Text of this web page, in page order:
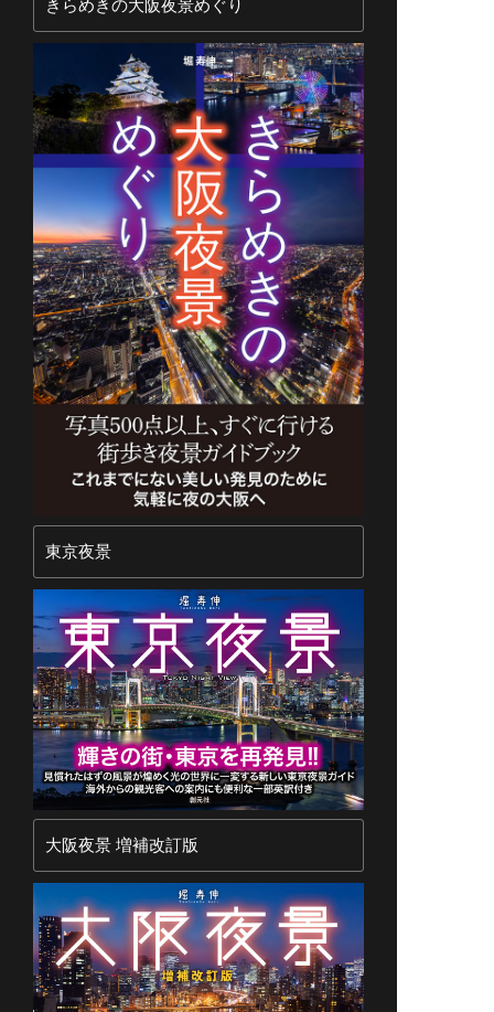
きらめきの大阪夜景めぐり
東京夜景
大阪夜景 増補改訂版